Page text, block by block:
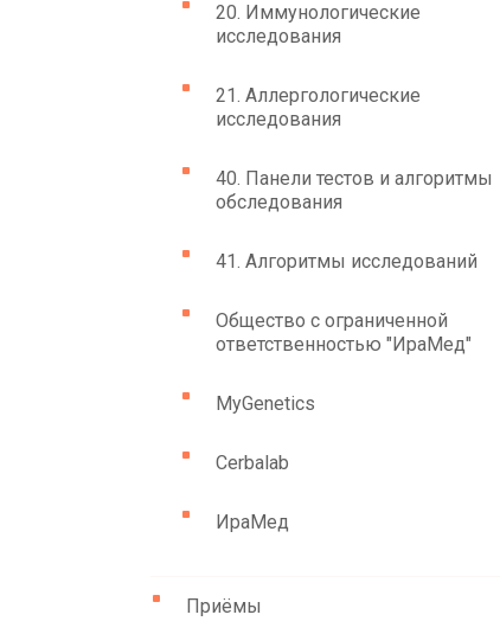
20. Иммунологические
исследования
21. Аллергологические
исследования
40. Панели тестов и алгоритмы
обследования
41. Алгоритмы исследований
Общество с ограниченной
ответственностью "ИраМед"
MyGenetics
Cerbalab
ИраМед
Приёмы